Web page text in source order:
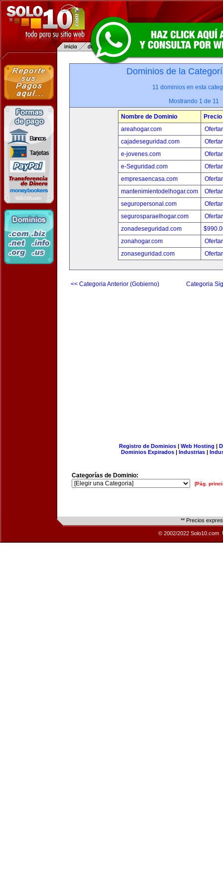
Dominios de la
11 dominios en esta
Mostrando 1 de 11
Nombre de Dominio
Precio
areahogar.com
cajadeseguridad.com
e-jovenes.com
e-Seguridad.com
empresaencasa.com
mantenimientodelhogar.com
seguropersonal.com
segurosparaelhogar.com
zonadeseguridad.com
zonahogar.com
zonaseguridad.com
<< Categoria Anterior (Gobierno) Categoria
Registro de Dominios| Web Hosting |
Dominios Expirados | Industrias |
Categorías de Dominio:
[Pág.
** Precios
© 2002/2022 Solo10.com